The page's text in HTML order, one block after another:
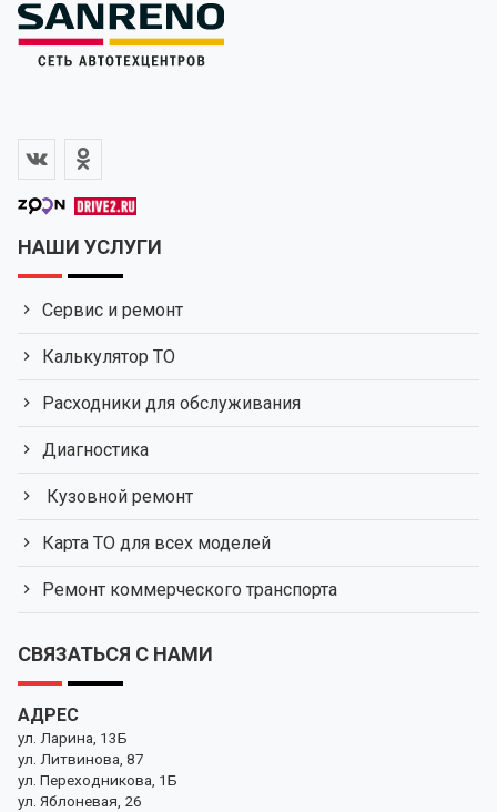
НАШИ УСЛУГИ
Сервис и ремонт
Калькулятор ТО
Расходники для обслуживания
Диагностика
Кузовной ремонт
Карта ТО для всех моделей
Ремонт коммерческого транспорта
СВЯЗАТЬСЯ С НАМИ
АДРЕС
ул. Ларина, 13Б
ул. Литвинова, 87
ул. Переходникова, 1Б
ул. Яблоневая, 26